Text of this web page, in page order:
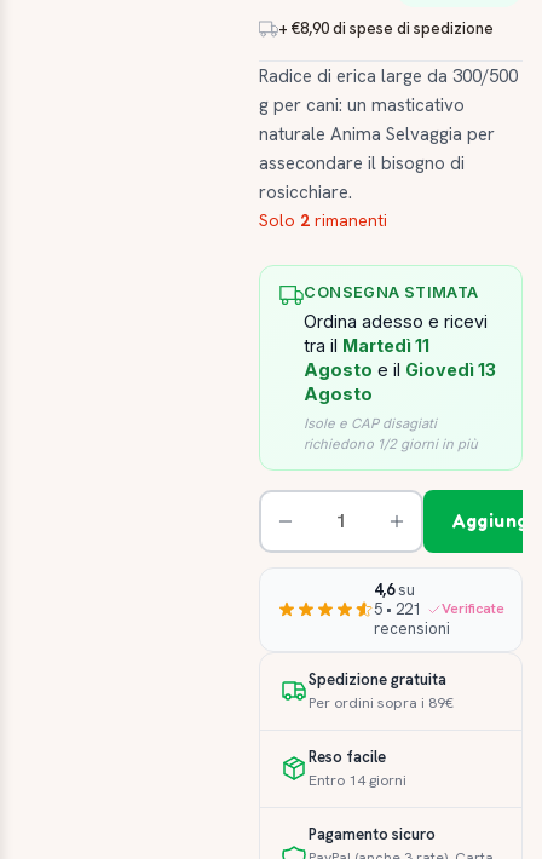
+ €8,90 di spese di spedizione
Radice di erica large da 300/500
g per cani: un masticativo
naturale Anima Selvaggia per
assecondare il bisogno di
rosicchiare.
Solo 2 rimanenti
CONSEGNA STIMATA
Ordina adesso e ricevi
tra il Martedì 11
Agosto e il Giovedì 13
Agosto
Isole e CAP disagiati
richiedono 1/2 giorni in più
4,6su
5 • 221
recensioni
Verificate
Spedizione gratuita
Per ordini sopra i 89€
Reso facile
Entro 14 giorni
Pagamento sicuro